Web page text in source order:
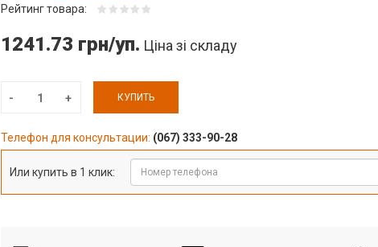
Рейтинг товара:
1241.73 грн/уп. Ціна зі складу
КУПИТЬ
Телефон для консультации: (067) 333-90-28
Или купить в 1 клик: